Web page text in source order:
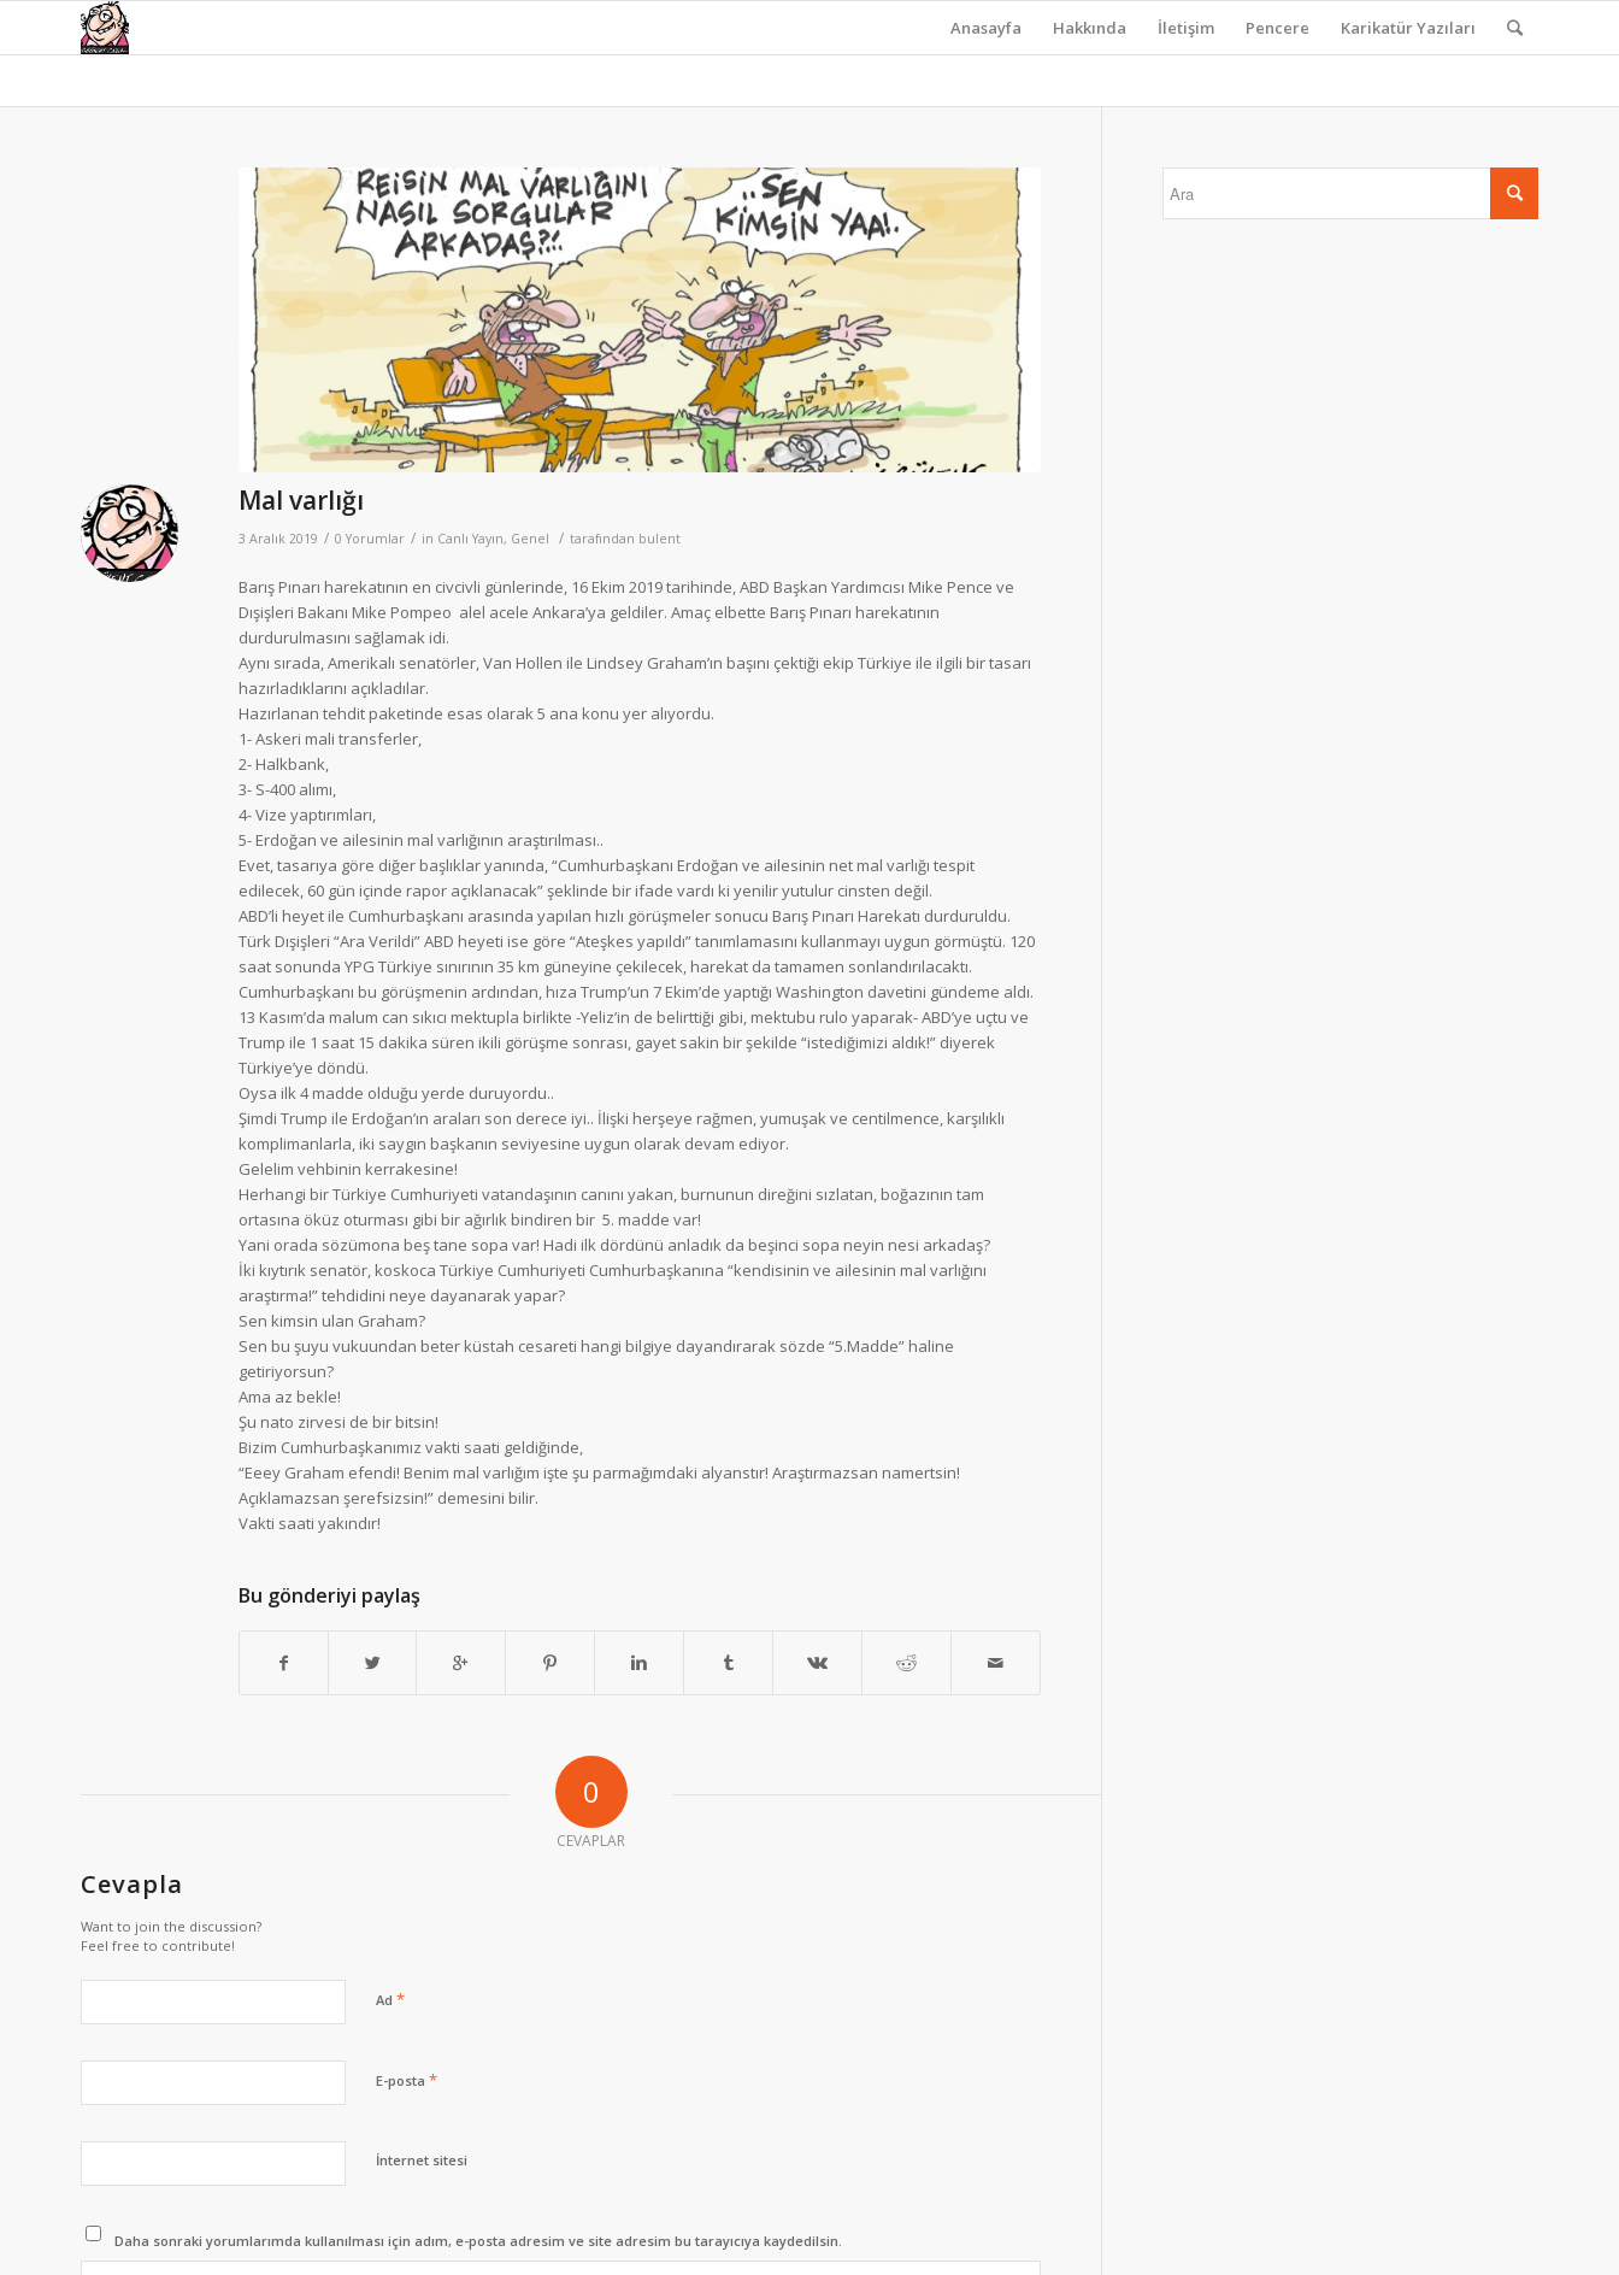
Anasayfa Hakkında İletişim Pencere Karikatür Yazıları
Mal varlığı
3 Aralık 2019 / 0 Yorumlar / in Canlı Yayın, Genel / tarafından bulent
Barış Pınarı harekatının en civcivli günlerinde, 16 Ekim 2019 tarihinde, ABD Başkan Yardımcısı Mike Pence ve
Dışişleri Bakanı Mike Pompeo alel acele Ankara’ya geldiler. Amaç elbette Barış Pınarı harekatının
durdurulmasını sağlamak idi.
Aynı sırada, Amerikalı senatörler, Van Hollen ile Lindsey Graham’ın başını çektiği ekip Türkiye ile ilgili bir tasarı
hazırladıklarını açıkladılar.
Hazırlanan tehdit paketinde esas olarak 5 ana konu yer alıyordu.
1- Askeri mali transferler,
2- Halkbank,
3- S-400 alımı,
4- Vize yaptırımları,
5- Erdoğan ve ailesinin mal varlığının araştırılması..
Evet, tasarıya göre diğer başlıklar yanında, “Cumhurbaşkanı Erdoğan ve ailesinin net mal varlığı tespit
edilecek, 60 gün içinde rapor açıklanacak” şeklinde bir ifade vardı ki yenilir yutulur cinsten değil.
ABD’li heyet ile Cumhurbaşkanı arasında yapılan hızlı görüşmeler sonucu Barış Pınarı Harekatı durduruldu.
Türk Dışişleri “Ara Verildi” ABD heyeti ise göre “Ateşkes yapıldı” tanımlamasını kullanmayı uygun görmüştü. 120
saat sonunda YPG Türkiye sınırının 35 km güneyine çekilecek, harekat da tamamen sonlandırılacaktı.
Cumhurbaşkanı bu görüşmenin ardından, hıza Trump’un 7 Ekim’de yaptığı Washington davetini gündeme aldı.
13 Kasım’da malum can sıkıcı mektupla birlikte -Yeliz’in de belirttiği gibi, mektubu rulo yaparak- ABD’ye uçtu ve
Trump ile 1 saat 15 dakika süren ikili görüşme sonrası, gayet sakin bir şekilde “istediğimizi aldık!” diyerek
Türkiye’ye döndü.
Oysa ilk 4 madde olduğu yerde duruyordu..
Şimdi Trump ile Erdoğan’ın araları son derece iyi.. İlişki herşeye rağmen, yumuşak ve centilmence, karşılıklı
komplimanlarla, iki saygın başkanın seviyesine uygun olarak devam ediyor.
Gelelim vehbinin kerrakesine!
Herhangi bir Türkiye Cumhuriyeti vatandaşının canını yakan, burnunun direğini sızlatan, boğazının tam
ortasına öküz oturması gibi bir ağırlık bindiren bir 5. madde var!
Yani orada sözümona beş tane sopa var! Hadi ilk dördünü anladık da beşinci sopa neyin nesi arkadaş?
İki kıytırık senatör, koskoca Türkiye Cumhuriyeti Cumhurbaşkanına “kendisinin ve ailesinin mal varlığını
araştırma!” tehdidini neye dayanarak yapar?
Sen kimsin ulan Graham?
Sen bu şuyu vukuundan beter küstah cesareti hangi bilgiye dayandırarak sözde “5.Madde” haline
getiriyorsun?
Ama az bekle!
Şu nato zirvesi de bir bitsin!
Bizim Cumhurbaşkanımız vakti saati geldiğinde,
“Eeey Graham efendi! Benim mal varlığım işte şu parmağımdaki alyanstır! Araştırmazsan namertsin!
Açıklamazsan şerefsizsin!” demesini bilir.
Vakti saati yakındır!
Bu gönderiyi paylaş
0
CEVAPLAR
Cevapla
Want to join the discussion?
Feel free to contribute!
Ad *
E-posta *
İnternet sitesi
Daha sonraki yorumlarımda kullanılması için adım, e-posta adresim ve site adresim bu tarayıcıya kaydedilsin.